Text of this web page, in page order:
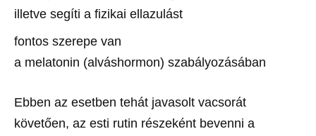
illetve segíti a fizikai ellazulást
fontos szerepe van
a melatonin (alváshormon) szabályozásában
Ebben az esetben tehát javasolt vacsorát
követően, az esti rutin részeként bevenni a